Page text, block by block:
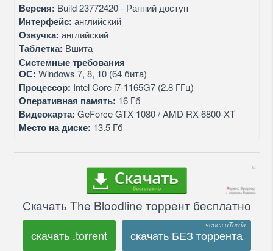
Версия: Build 23772420 - Ранний доступ
Интерфейс: английский
Озвучка: английский
Таблетка: Вшита
Системные требования
ОС: Windows 7, 8, 10 (64 бита)
Процессор: Intel Core i7-1165G7 (2.8 ГГц)
Оперативная память: 16 Гб
Видеокарта: GeForce GTX 1080 / AMD RX-6800-XT
Место на диске: 13.5 Гб
Скачать The Bloodline торрент бесплатно
скачать .torrent скачать БЕЗ торрента